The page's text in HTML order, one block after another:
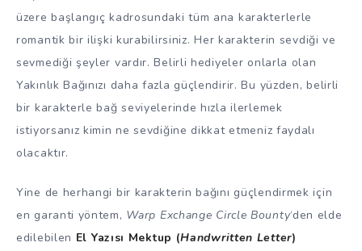
üzere başlangıç kadrosundaki tüm ana karakterlerle
romantik bir ilişki kurabilirsiniz. Her karakterin sevdiği ve
sevmediği şeyler vardır. Belirli hediyeler onlarla olan
Yakınlık Bağınızı daha fazla güçlendirir. Bu yüzden, belirli
bir karakterle bağ seviyelerinde hızla ilerlemek
istiyorsanız kimin ne sevdiğine dikkat etmeniz faydalı
olacaktır.
Yine de herhangi bir karakterin bağını güçlendirmek için
en garanti yöntem, Warp Exchange Circle Bounty‘den elde
edilebilen El Yazısı Mektup (Handwritten Letter)